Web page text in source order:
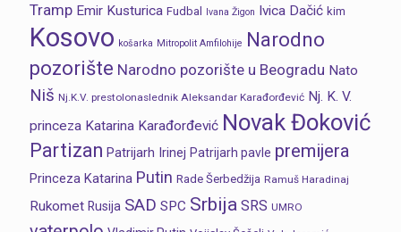
Tramp Emir Kusturica Fudbal Ivana Žigon Ivica Dačić kim
Kosovo košarka Mitropolit Amfilohije
Narodno
pozorište Narodno pozorište u Beogradu Nato
Niš Nj.K.V. prestolonaslednik Aleksandar Karađorđević Nj. K. V.
princeza Katarina Karađorđević Novak Đoković
Partizan Patrijarh Irinej Patrijarh pavle premijera
Princeza Katarina Putin Rade Šerbedžija Ramuš Haradinaj
Rukomet Rusija SAD SPC Srbija SRS UMRO